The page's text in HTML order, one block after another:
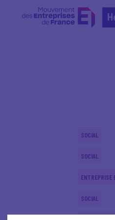
SOCIAL
SOCIAL
ENTREPRISE
SOCIAL